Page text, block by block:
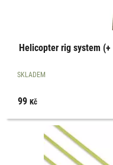
Helicopter rig system
SKLADEM
99Kč